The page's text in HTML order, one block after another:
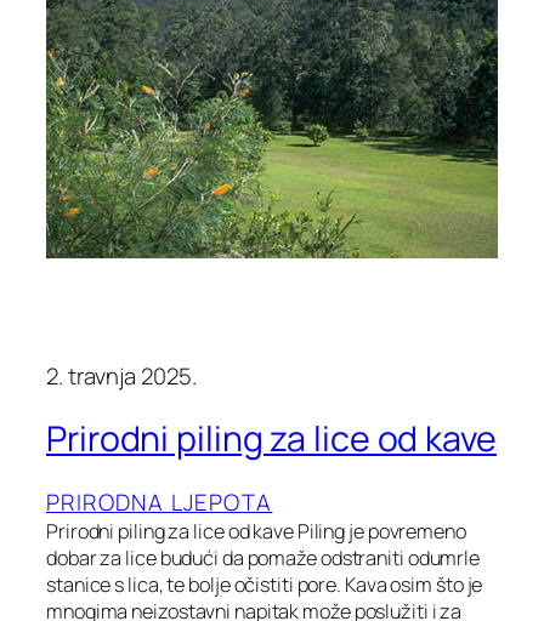
2. travnja 2025.
Prirodni piling za lice od kave
PRIRODNA LJEPOTA
Prirodni piling za lice od kave Piling je povremeno
dobar za lice budući da pomaže odstraniti odumrle
stanice s lica, te bolje očistiti pore. Kava osim što je
mnogima neizostavni napitak može poslužiti i za